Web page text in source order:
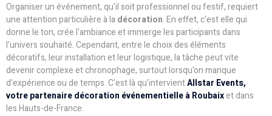
Organiser un événement, qu'il soit professionnel ou festif, requiert
une attention particulière à la décoration. En effet, c'est elle qui
donne le ton, crée l'ambiance et immerge les participants dans
l'univers souhaité. Cependant, entre le choix des éléments
décoratifs, leur installation et leur logistique, la tâche peut vite
devenir complexe et chronophage, surtout lorsqu'on manque
d'expérience ou de temps. C'est là qu'intervientAllstar Events,
votre partenaire décoration événementielle à Roubaixet dans
les Hauts-de-France.